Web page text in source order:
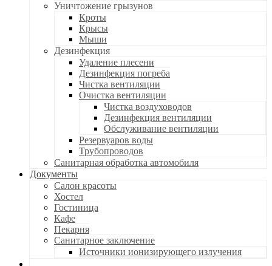
Уничтожение грызунов
Кроты
Крысы
Мыши
Дезинфекция
Удаление плесени
Дезинфекция погреба
Чистка вентиляции
Очистка вентиляции
Чистка воздуховодов
Дезинфекция вентиляции
Обслуживание вентиляции
Резервуаров воды
Трубопроводов
Санитарная обработка автомобиля
Документы
Салон красоты
Хостел
Гостиница
Кафе
Пекарня
Санитарное заключение
Источники ионизирующего излучения